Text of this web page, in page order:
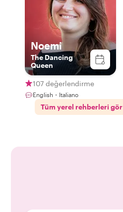
Noemi
The Dancing
Queen
107 değerlendirme
English・Italiano
Tüm yerel rehberleri gör